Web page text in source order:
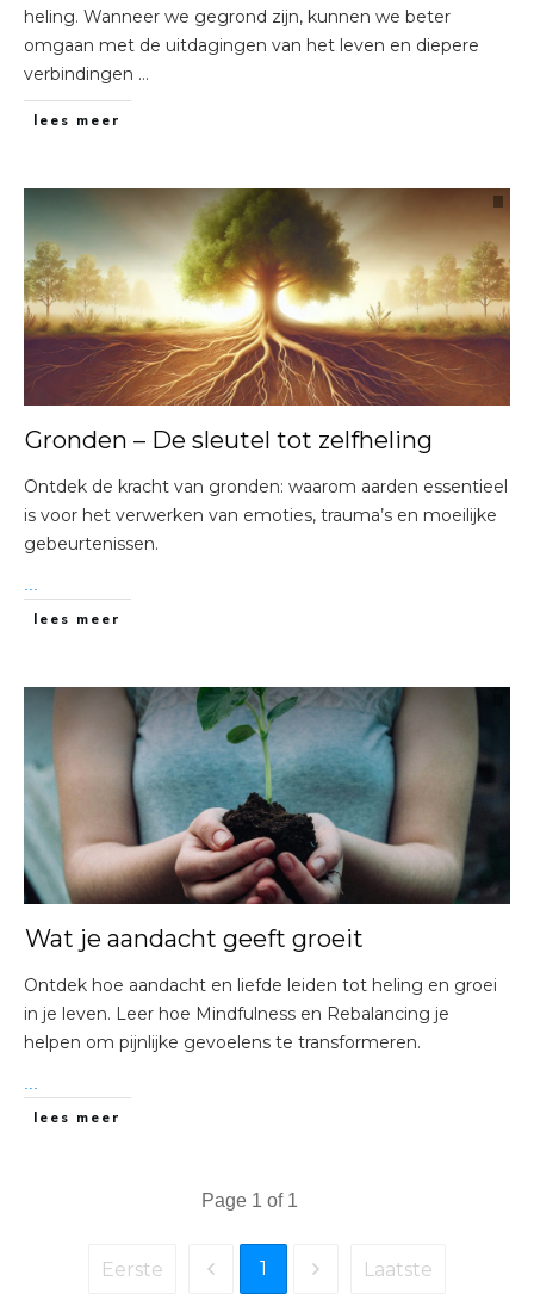
heling. Wanneer we gegrond zijn, kunnen we beter
omgaan met de uitdagingen van het leven en diepere
verbindingen …
lees meer
Gronden – De sleutel tot zelfheling
Ontdek de kracht van gronden: waarom aarden essentieel
is voor het verwerken van emoties, trauma’s en moeilijke
gebeurtenissen.
lees meer
Wat je aandacht geeft groeit
Ontdek hoe aandacht en liefde leiden tot heling en groei
in je leven. Leer hoe Mindfulness en Rebalancing je
helpen om pijnlijke gevoelens te transformeren.
lees meer
Page 1 of 1
Eerste 1 Laatste